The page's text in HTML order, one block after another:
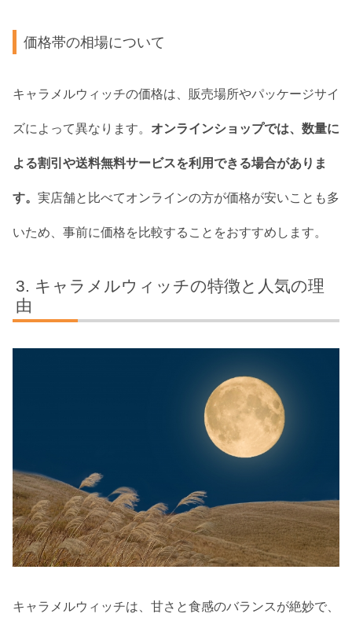
価格帯の相場について
キャラメルウィッチの価格は、販売場所やパッケージサイ
ズによって異なります。 オンラインショップでは、数量に
よる割引や送料無料サービスを利用できる場合がありま
す。 実店舗と比べてオンラインの方が価格が安いことも多
いため、事前に価格を比較することをおすすめします。
キャラメルウィッチの特徴と人気の理
由
キャラメルウィッチは、甘さと食感のバランスが絶妙で、